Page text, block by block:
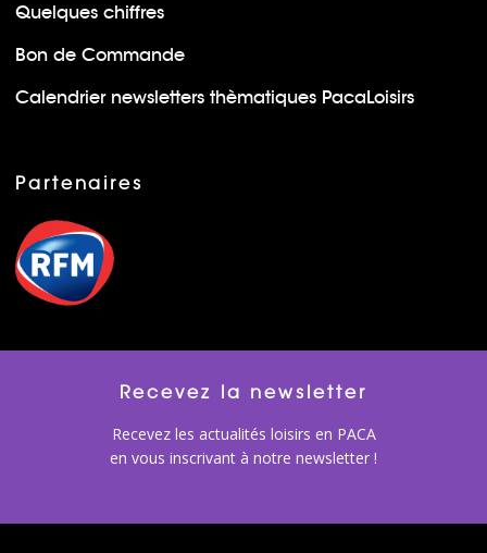
Quelques chiffres
Bon de Commande
Calendrier newsletters thèmatiques PacaLoisirs
Partenaires
Recevez la newsletter
Recevez les actualités loisirs en PACA
en vous inscrivant à notre newsletter !